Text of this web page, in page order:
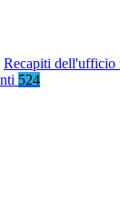
Recapiti dell'ufficio
524